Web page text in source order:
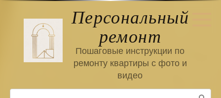
Персональный
ремонт
Пошаговые инструкции по
ремонту квартиры с фото и
видео
Поиск: